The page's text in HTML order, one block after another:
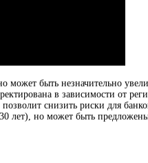
может быть незначительно
в зависимости от
снизить риски для
лет), но может быть